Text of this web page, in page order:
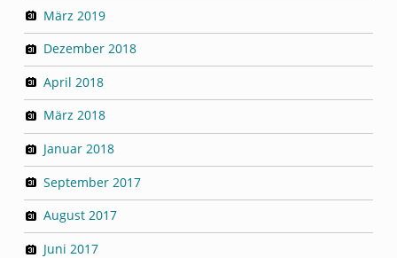
März 2019
Dezember 2018
April 2018
März 2018
Januar 2018
September 2017
August 2017
Juni 2017